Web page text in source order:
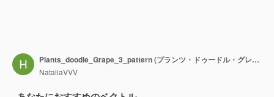
Plants_doodle_Grape_3_pattern (プランツ・ドゥードル・グレープ・3・パターン)
NataliaVVV